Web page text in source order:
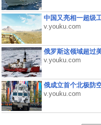
中国又亮相一超级
v.youku.com
俄罗斯这领域超过
v.youku.com
俄成立首个北极防
v.youku.com